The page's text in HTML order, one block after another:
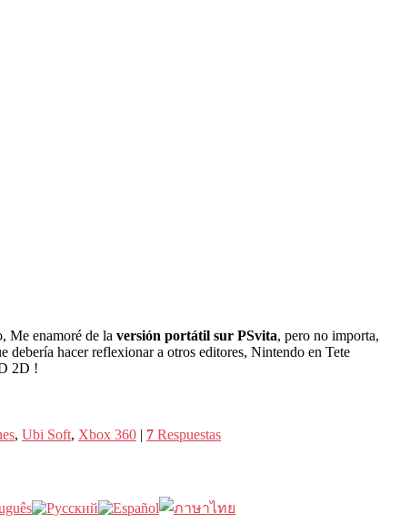
Me enamoré de la versión portátil sur PSvita, pero no importa,
debería hacer reflexionar a otros editores, Nintendo en Tete
2D !
, Ubi Soft, Xbox 360 | 7 Respuestas